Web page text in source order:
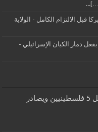
قبل الالتزام الكامل - الولاية
دمار الكيان الإسرائيلي -
الجيش الإسرائيلي يعتقل 5 فلسطينيين ويصادر